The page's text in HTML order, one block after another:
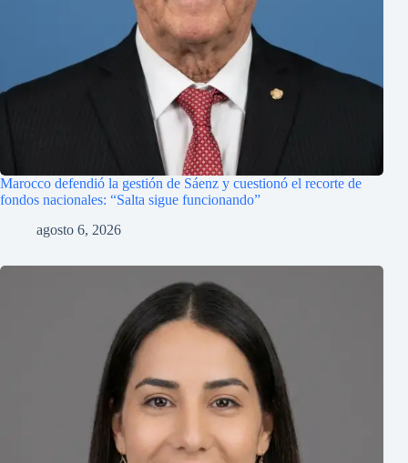
Marocco defendió la gestión de Sáenz y cuestionó el recorte de
fondos nacionales: “Salta sigue funcionando”
agosto 6, 2026